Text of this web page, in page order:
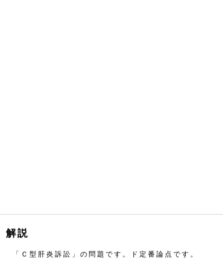
解説
「Ｃ型肝炎訴訟」の問題です。ド定番論点です。